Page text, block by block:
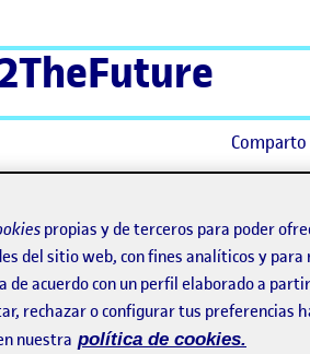
Comparto
propias y de terceros para poder
del sitio web, con fines analíticos y
de acuerdo con un perfil elaborado a
rechazar o configurar tus preferencias
nuestra política de cookies.